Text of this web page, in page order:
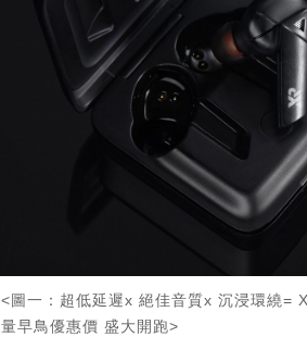
<圖一：超低延遲x 絕佳音質x 沉浸環繞=
量早鳥優惠價 盛大開跑>